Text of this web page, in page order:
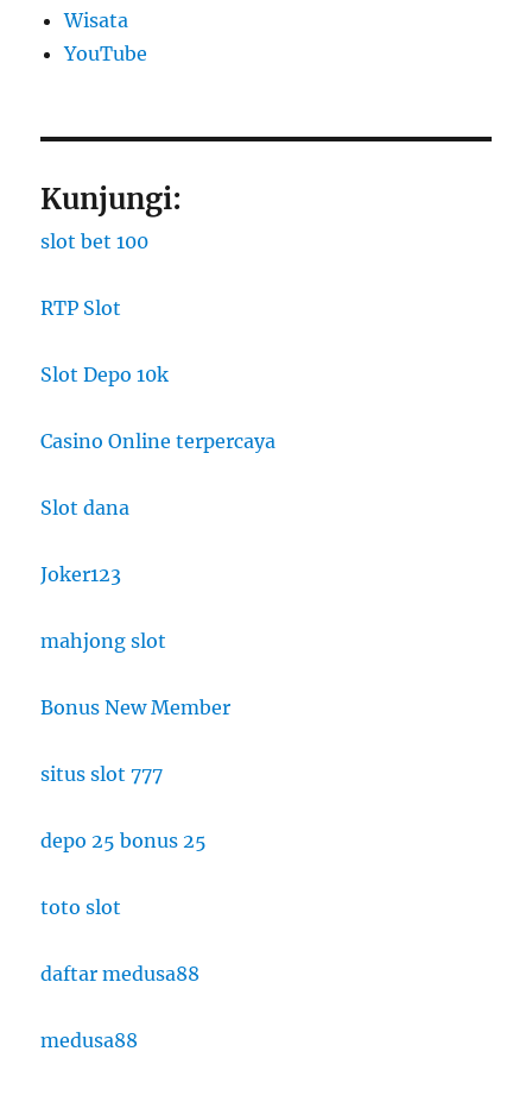
Wisata
YouTube
Kunjungi:
slot bet 100
RTP Slot
Slot Depo 10k
Casino Online terpercaya
Slot dana
Joker123
mahjong slot
Bonus New Member
situs slot 777
depo 25 bonus 25
toto slot
daftar medusa88
medusa88